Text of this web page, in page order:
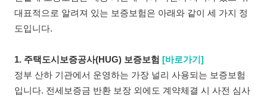
대표적으로 알려져 있는 보증보험은 아래와 같이 세 가지 정
도입니다.
1. 주택도시보증공사(HUG) 보증보험 [바로가기]
정부 산하 기관에서 운영하는 가장 널리 사용되는 보증보험
입니다. 전세보증금 반환 보장 외에도 계약체결 시 사전 심사